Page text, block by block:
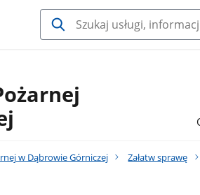
w Dąbrowie Górniczej Załatw sprawę